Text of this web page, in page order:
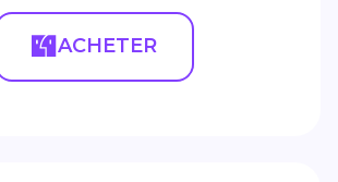
ACHETER